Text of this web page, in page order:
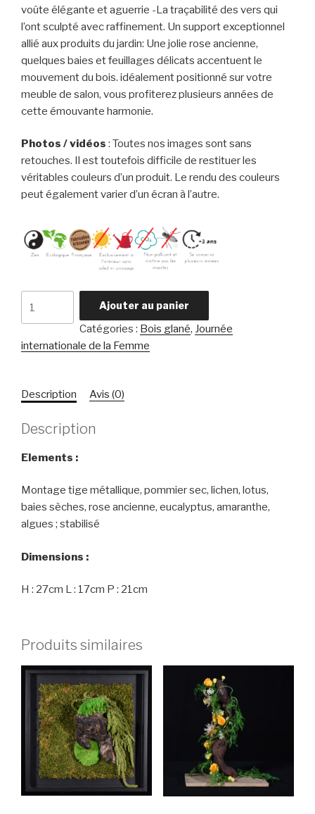
voûte élégante et aguerrie -La traçabilité des vers qui
l’ont sculpté avec raffinement. Un support exceptionnel
allié aux produits du jardin: Une jolie rose ancienne,
quelques baies et feuillages délicats accentuent le
mouvement du bois. idéalement positionné sur votre
meuble de salon, vous profiterez plusieurs années de
cette émouvante harmonie.
Photos / vidéos : Toutes nos images sont sans
retouches. Il est toutefois difficile de restituer les
véritables couleurs d’un produit. Le rendu des couleurs
peut également varier d’un écran à l’autre.
de
sur
Ajouter au panier
Catégories : Bois glané, Journée
internationale de la Femme
Description Avis (0)
Description
Elements :
Montage tige métallique, pommier sec, lichen, lotus,
baies sèches, rose ancienne, eucalyptus, amaranthe,
algues ; stabilisé
Dimensions :
H : 27cm L : 17cm P : 21cm
Produits similaires